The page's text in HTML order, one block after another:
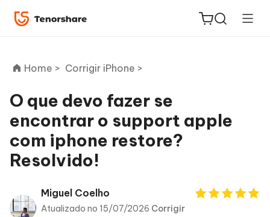
ReiBoot
for iOS
PDNob
PDF
Editor
Home > Corrigir iPhone >
O que devo fazer se
encontrar o support apple
com iphone restore?
Resolvido!
Miguel Coelho
Atualizado no 15/07/2026 Corrigir